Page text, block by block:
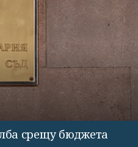
срещу бюджета